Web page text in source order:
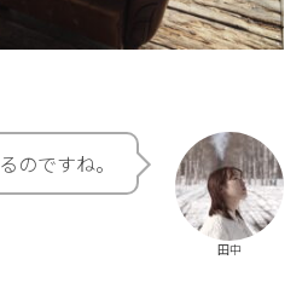
田中
のですね。